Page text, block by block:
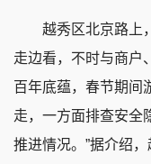
越秀区北京路上，
走边看，不时与商户
百年底蕴，春节期间
走，一方面排查安全
推进情况。”据介绍